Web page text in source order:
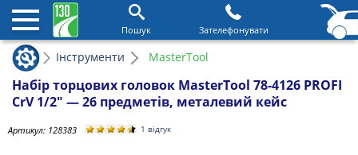
Пошук Зателефонувати
Інструменти MasterTool
Набір торцових головок MasterTool 78-4126 PROFI
CrV 1/2" — 26 предметів, металевий кейс
Артикул: 128383 1 відгук